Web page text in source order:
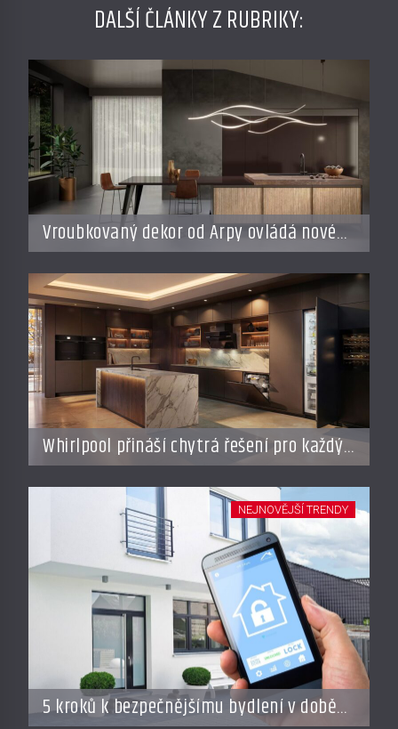
DALŠÍ ČLÁNKY Z RUBRIKY:
Vroubkovaný dekor od Arpy ovládá nové
interiéry
Whirlpool přináší chytrá řešení pro každý
styl vaření
5 kroků k bezpečnějšímu bydlení v době
NEJNOVĚJŠÍ TRENDY